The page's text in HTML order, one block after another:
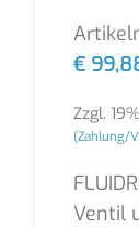
€
Zzgl.
(Zahlung/
Ventil